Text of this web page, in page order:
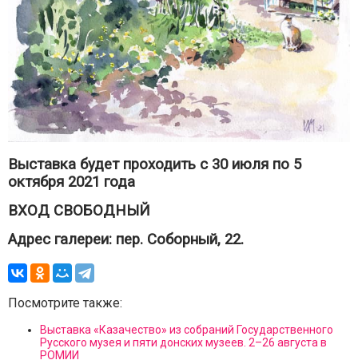
Выставка будет проходить с 30 июля по 5
октября 2021 года
ВХОД СВОБОДНЫЙ
Адрес галереи: пер. Соборный, 22.
Посмотрите также:
Выставка «Казачество» из собраний Государственного
Русского музея и пяти донских музеев. 2–26 августа в
РОМИИ